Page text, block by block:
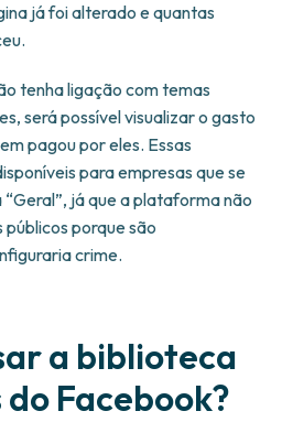
já foi alterado e quantas
tenha ligação com temas
será possível visualizar o gasto
pagou por eles. Essas
para empresas que se
já que a plataforma não
porque são
crime.
a biblioteca
Facebook?